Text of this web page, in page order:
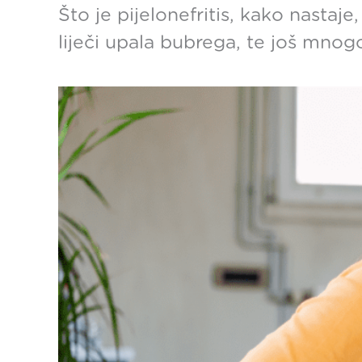
Što je pijelonefritis, kako
liječi upala bubrega, te još